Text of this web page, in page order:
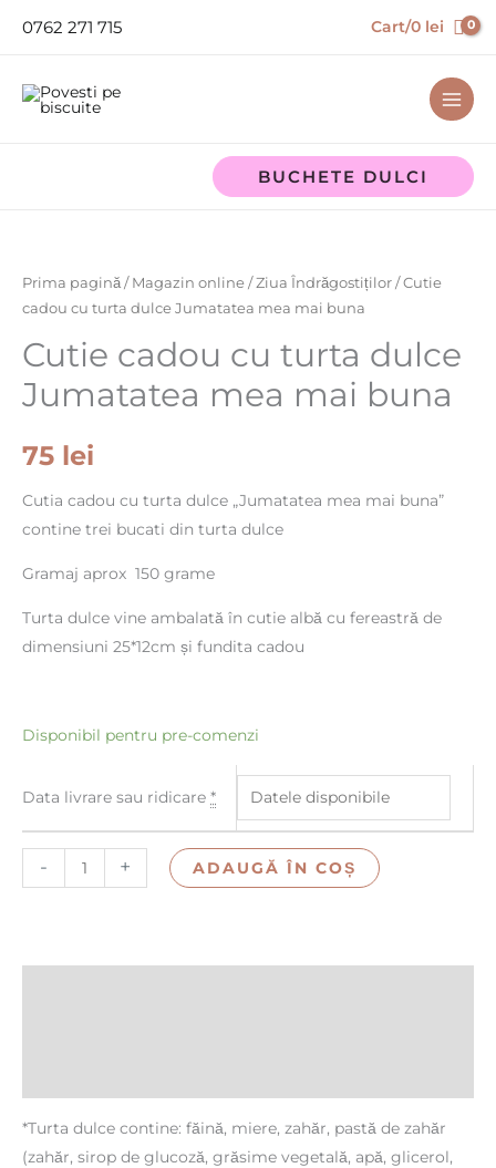
0762 271 715 Cart/0 lei
BUCHETE DULCI
Prima pagină / Magazin online /Ziua Îndrăgostiților / Cutie
cadou cu turta dulce Jumatatea mea mai buna
Cutie cadou cu turta dulce
Jumatatea mea mai buna
75 lei
Cutia cadou cu turta dulce „Jumatatea mea mai buna”
contine trei bucati din turta dulce
Gramaj aprox 150 grame
Turta dulce vine ambalată în cutie albă cu fereastră de
dimensiuni 25*12cm și fundita cadou
Disponibil pentru pre-comenzi
Data livrare sau ridicare *
-
cadou
cu
turta
dulce
Jumatatea
mai
+ ADAUGĂ ÎN COȘ
*Turta dulce contine: făină, miere, zahăr, pastă de zahăr
(zahăr, sirop de glucoză, grăsime vegetală, apă, glicerol,